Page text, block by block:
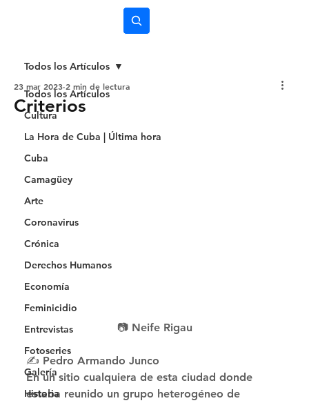
Todos los Artículos
Cultura
La Hora de Cuba | Última hora
Cuba
Camagüey
Arte
Coronavirus
Crónica
Derechos Humanos
Economía
Feminicidio
Entrevistas
Fotoseries
Galería
Historia
Todos los Artículos
Criterios
23 mar 2023 2 min de lectura
📷 Neife Rigau
✍ Pedro Armando Junco
En un sitio cualquiera de esta ciudad donde
estaba reunido un grupo heterogéneo de